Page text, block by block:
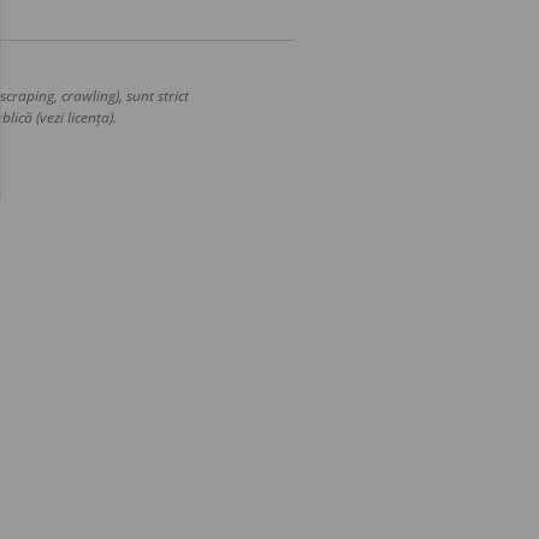
crawling), sunt strict
(vezi licența).